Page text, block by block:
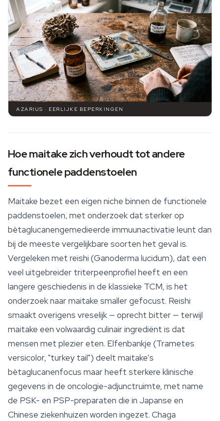
AZARIUS · EERLIJKE BEPERKINGEN
Hoe maitake zich verhoudt tot andere
functionele paddenstoelen
Maitake bezet een eigen niche binnen de functionele
paddenstoelen, met onderzoek dat sterker op
bètaglucanengemedieerde immuunactivatie leunt dan
bij de meeste vergelijkbare soorten het geval is.
Vergeleken met reishi (Ganoderma lucidum), dat een
veel uitgebreider triterpeenprofiel heeft en een
langere geschiedenis in de klassieke TCM, is het
onderzoek naar maitake smaller gefocust. Reishi
smaakt overigens vreselijk — oprecht bitter — terwijl
maitake een volwaardig culinair ingrediënt is dat
mensen met plezier eten. Elfenbankje (Trametes
versicolor, "turkey tail") deelt maitake's
bètaglucanenfocus maar heeft sterkere klinische
gegevens in de oncologie-adjunctruimte, met name
de PSK- en PSP-preparaten die in Japanse en
Chinese ziekenhuizen worden ingezet. Chaga